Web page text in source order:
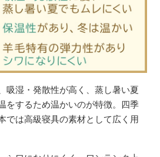
吸湿・発散性が高く、蒸し暑い夏
をするため温かいのが特徴。四季
では高級寝具の素材として広く用